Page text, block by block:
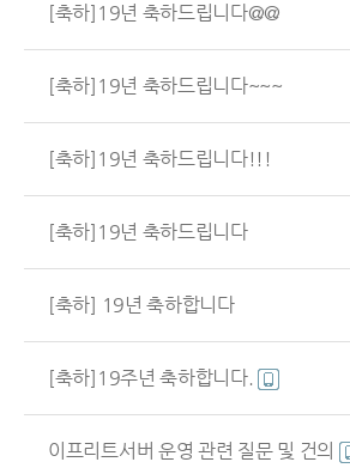
[축하]19년 축하드립니다@@
[축하]19년 축하드립니다~~~
[축하]19년 축하드립니다!!!
[축하]19년 축하드립니다
[축하] 19년 축하합니다
[축하]19주년 축하합니다.
이프리트서버 운영 관련 질문 및 건의